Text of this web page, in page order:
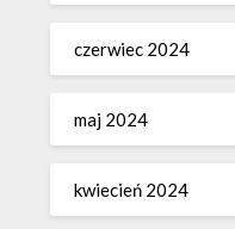
czerwiec 2024
maj 2024
kwiecień 2024